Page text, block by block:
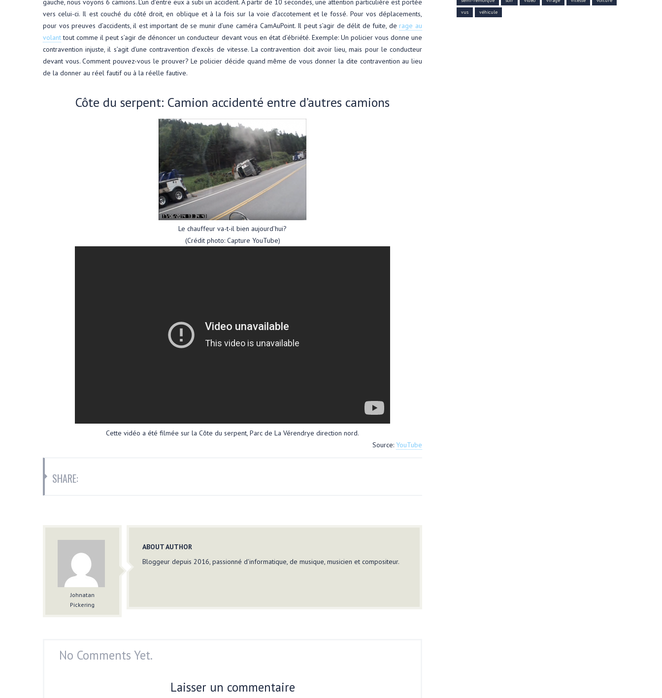
gauche, nous voyons 6 camions. L’un d’entre eux a subi un accident. À partir de 10 secondes, une attention particulière est portée
vers celui-ci. Il est couché du côté droit, en oblique et à la fois sur la voie d’accotement et le fossé. Pour vos déplacements,
pour vos preuves d’accidents, il est important de se munir d’une caméra CamAuPoint. Il peut s’agir de délit de fuite, de rage au
volanttout comme il peut s’agir de dénoncer un conducteur devant vous en état d’ébriété. Exemple: Un policier vous donne une
contravention injuste, il s’agit d’une contravention d’excès de vitesse. La contravention doit avoir lieu, mais pour le conducteur
devant vous. Comment pouvez-vous le prouver? Le policier décide quand même de vous donner la dite contravention au lieu
de la donner au réel fautif ou à la réelle fautive.
Côte du serpent: Camion accidenté entre d’autres camions
Le chauffeur va-t-il bien aujourd’hui?
(Crédit photo: Capture YouTube)
Cette vidéo a été filmée sur la Côte du serpent, Parc de La Vérendrye direction nord.
Source: YouTube
SHARE:
Johnatan
Pickering
ABOUT AUTHOR
Bloggeur depuis 2016, passionné d'informatique, de musique, musicien et compositeur.
No Comments Yet.
Laisser un commentaire
vus
véhicule